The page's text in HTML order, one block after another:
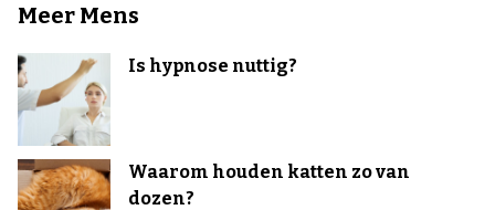
Meer Mens
Is hypnose nuttig?
Waarom houden katten zo van
dozen?